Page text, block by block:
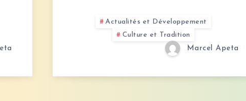
SON
AU
Actualités et Développement
Culture et Tradition
Marcel Apeta